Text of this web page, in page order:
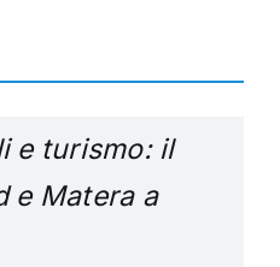
e turismo: il
e Matera a